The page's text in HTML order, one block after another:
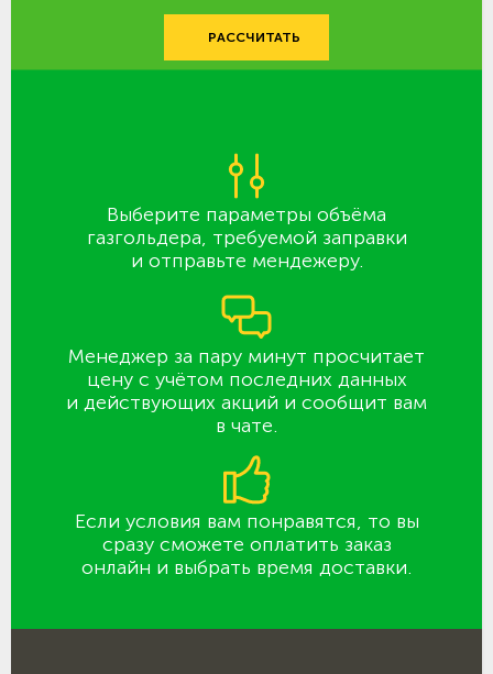
РАССЧИТАТЬ
Выберите параметры объёма
газгольдера, требуемой заправки
и отправьте мендежеру.
Менеджер за пару минут просчитает
цену с учётом последних данных
и действующих акций и сообщит вам
в чате.
Если условия вам понравятся, то вы
сразу сможете оплатить заказ
онлайн и выбрать время доставки.